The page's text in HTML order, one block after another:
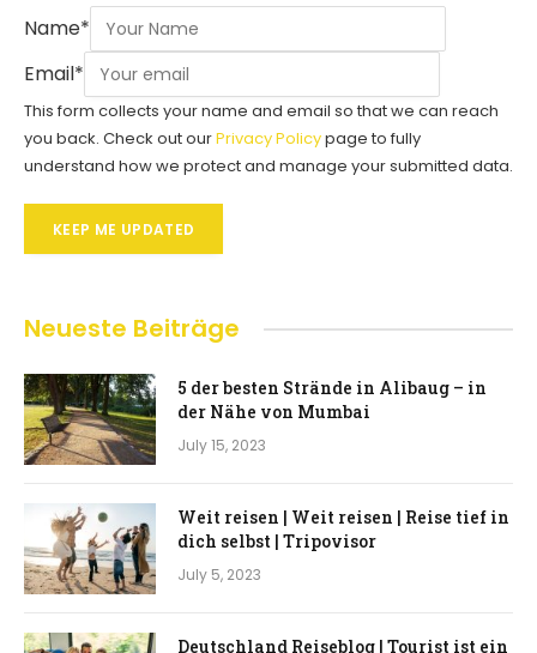
Name*
Email*
This form collects your name and email so that we can reach
you back. Check out ourPrivacy Policypage to fully
understand how we protect and manage your submitted data.
KEEP ME UPDATED
Neueste Beiträge
5 der besten Strände in Alibaug – in
der Nähe von Mumbai
July 15, 2023
Weit reisen | Weit reisen | Reise tief in
dich selbst | Tripovisor
July 5, 2023
Deutschland Reiseblog | Tourist ist ein